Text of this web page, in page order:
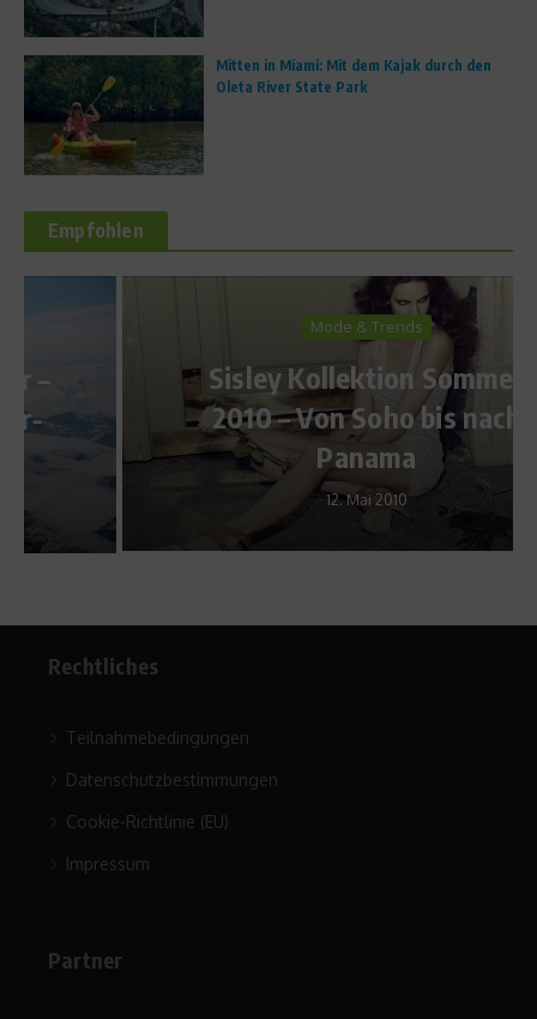
Mitten in Miami: Mit dem Kajak durch den
Oleta River State Park
Empfohlen
Mode & Trends
Sisley Kollektion Sommer
2010 – Von Soho bis nach
Panama
Rechtliches
Teilnahmebedingungen
Datenschutzbestimmungen
Cookie-Richtlinie (EU)
Impressum
Partner